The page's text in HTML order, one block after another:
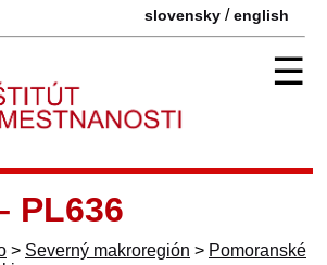
slovensky /english
☰
PL636
> Severný makroregión > Pomoranské